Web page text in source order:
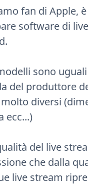
fan di Apple,
software di
sono
del produttore
diversi
ecc...)
del live
che dalla
live stream